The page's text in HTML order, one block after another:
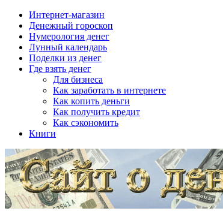
Интернет-магазин
Денежный гороскоп
Нумерология денег
Лунный календарь
Поделки из денег
Где взять денег
Для бизнеса
Как заработать в интернете
Как копить деньги
Как получить кредит
Как сэкономить
Книги